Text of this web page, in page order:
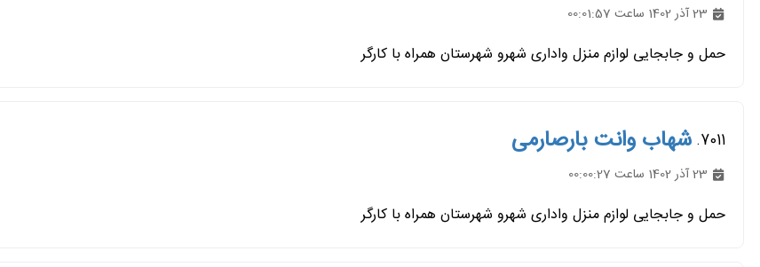
حمل و جابجایی لوازم منزل واداری شهرو شهرستان همراه با کارگر
7011. شهاب وانت بارصارمی
حمل و جابجایی لوازم منزل واداری شهرو شهرستان همراه با کارگر